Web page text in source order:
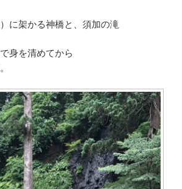
に架かる神橋と、須加の滝
身を清めてから